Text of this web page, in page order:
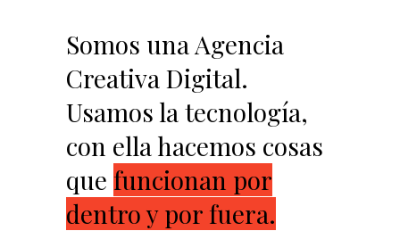
Somos una Agencia
Creativa Digital.
Usamos la tecnología,
con ella hacemos cosas
que funcionan por
dentro y por fuera.